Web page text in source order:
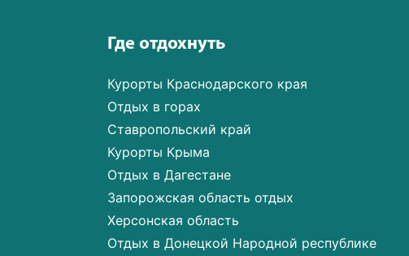
Где отдохнуть
Курорты Краснодарского края
Отдых в горах
Ставропольский край
Курорты Крыма
Отдых в Дагестане
Запорожская область отдых
Херсонская область
Отдых в Донецкой Народной республике